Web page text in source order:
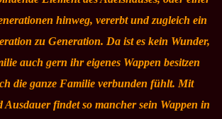
hinweg, vererbt und zugleich ein
zu Generation. Da ist es kein Wunder,
auch gern ihr eigenes Wappen besitzen
die ganze Familie verbunden fühlt. Mit
Ausdauer findet so mancher sein Wappen in